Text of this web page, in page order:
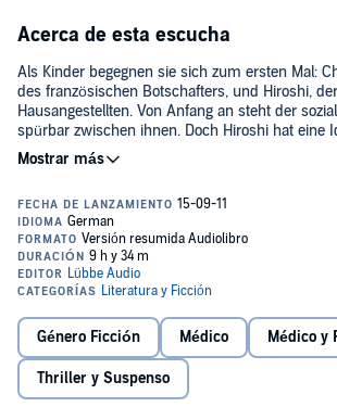
Acerca de esta escucha
Als Kinder begegnen sie sich zum ersten Mal:
des französischen Botschafters, und Hiroshi,
Hausangestellten. Von Anfang an steht der
spürbar zwischen ihnen. Doch Hiroshi hat eine
er den Unterschied zwischen Arm und Reich
könnte. Um Charlottes Liebe zu gewinnen, tritt
Ausmaß zu verändern. Was mit einer
beginnt, führt ihn allerdings bald auf die Spur
Geheimnisses - und des schrecklichsten aller
Lübbe Audio (P)2011 Lübbe Audio
Género Ficción Médico Médico y
Thriller y Suspenso